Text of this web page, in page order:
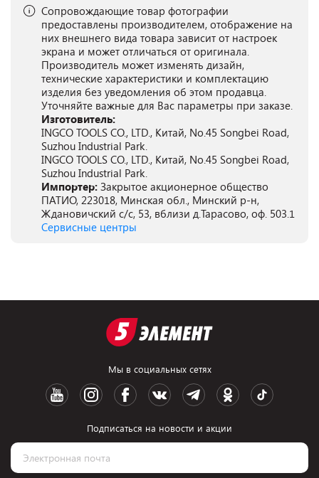
Сопровождающие товар фотографии
предоставлены производителем, отображение на
них внешнего вида товара зависит от настроек
экрана и может отличаться от оригинала.
Производитель может изменять дизайн,
технические характеристики и комплектацию
изделия без уведомления об этом продавца.
Уточняйте важные для Вас параметры при заказе.
Изготовитель:
INGCO TOOLS CO., LTD., Китай, No.45 Songbei Road,
Suzhou Industrial Park.
INGCO TOOLS CO., LTD., Китай, No.45 Songbei Road,
Suzhou Industrial Park.
Импортер: Закрытое акционерное общество
ПАТИО, 223018, Минская обл., Минский р-н,
Ждановичский с/с, 53, вблизи д.Тарасово, оф. 503.1
Сервисные центры
Мы в социальных сетях
Подписаться на новости и акции